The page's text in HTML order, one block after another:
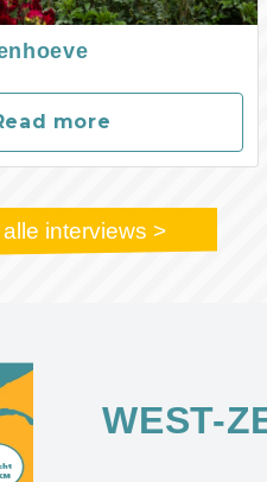
more
interviews >
WEST-